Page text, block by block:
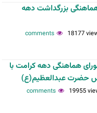
بزرگداشت دهه
18177
هماهنگی دهه کرامت با
حضرت عبدالعظیم(ع)
19955